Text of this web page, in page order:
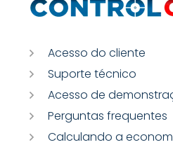
Acesso do cliente
Suporte técnico
Acesso de
Perguntas frequentes
Calculando a